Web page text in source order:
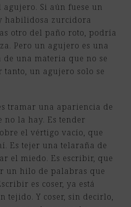
Si aún fuese un
habilidosa zurcidora
otro del paño roto, podría
Pero un agujero es una
una materia que no se
tanto, un agujero solo se
tramar una apariencia de
la hay. Es tender
el vértigo vacío, que
Es tejer una telaraña de
el miedo. Es escribir, que
un hilo de palabras que
es coser, ya está
tejido. Y coser, sin decirlo,